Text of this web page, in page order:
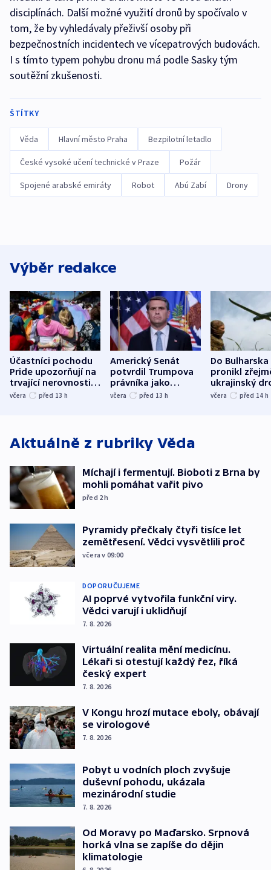
disciplínách. Další možné využití dronů by spočívalo v
tom, že by vyhledávaly přeživší osoby při
bezpečnostních incidentech ve vícepatrových budovách.
I s tímto typem pohybu dronu má podle Sasky tým
soutěžní zkušenosti.
ŠTÍTKY
Věda Hlavní město Praha Bezpilotní letadlo
České vysoké učení technické v Praze Požár
Spojené arabské emiráty Robot Abú Zabí Drony
Výběr redakce
Účastníci pochodu
Pride upozorňují na
trvající nerovnosti i
společenskou
včera před 13 h
Americký Senát
potvrdil Trumpova
právníka jako
ministra
včera před 13 h
Do Bulharska
pronikl
ukrajinský
explodoval
včera před 14 h
Aktuálně z rubriky Věda
Míchají i fermentují. Bioboti z Brna by
mohli pomáhat vařit pivo
před 2h
Pyramidy přečkaly čtyři tisíce let
zemětřesení. Vědci vysvětlili proč
včera v 09:00
DOPORUČUJEME
AI poprvé vytvořila funkční viry.
Vědci varují i uklidňují
7. 8. 2026
Virtuální realita mění medicínu.
Lékaři si otestují každý řez, říká
český expert
7. 8. 2026
V Kongu hrozí mutace eboly, obávají
se virologové
7. 8. 2026
Pobyt u vodních ploch zvyšuje
duševní pohodu, ukázala
mezinárodní studie
7. 8. 2026
Od Moravy po Maďarsko. Srpnová
horká vlna se zapíše do dějin
klimatologie